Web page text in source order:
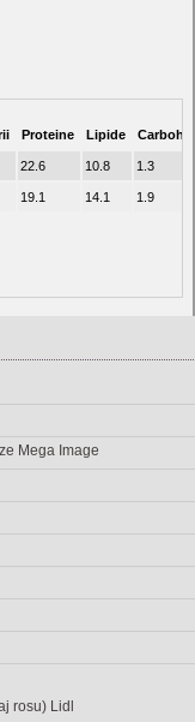
Proteine Lipide
22.6 10.8 1.3
19.1 14.1 1.9
Mega Image
rosu) Lidl